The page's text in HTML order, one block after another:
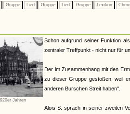
Gruppe Lied Gruppe Lied Gruppe Lexikon
Jahren
Schon aufgrund seiner Funktion
zentraler Treffpunkt - nicht nur für
Der im Zusammenhang mit den
zu dieser Gruppe gestoßen, weil
anderen Burschen Streit haben".
Alois S. sprach in seiner zweiten